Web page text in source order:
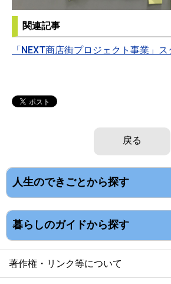
関連記事
「NEXT商店街プロジェクト事業」ス
戻る
人生のできごとから探す
暮らしのガイドから探す
著作権・リンク等について